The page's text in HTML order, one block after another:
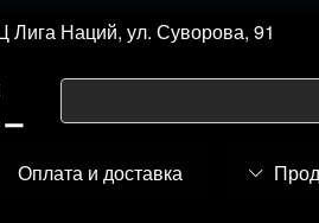
Лига Наций, ул. Суворова, 91
Оплата и доставка